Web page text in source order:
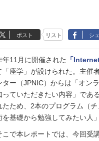
ポスト リスト シ
11月に開催された 「
「座学」が設けられた。主催
ター（JPNIC）からは「オン
っていただきたい内容」であ
たため、2本のプログラム（
を基礎から勉強してみたい人
で本レポートでは、今回受